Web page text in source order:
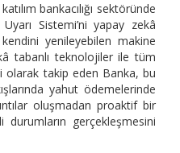
bankacılığı sektöründe
Sistemi’ni yapay zekâ
yenileyebilen makine
tabanlı teknolojiler ile tüm
olarak takip eden Banka, bu
yahut ödemelerinde
oluşmadan proaktif bir
gerçekleşmesini